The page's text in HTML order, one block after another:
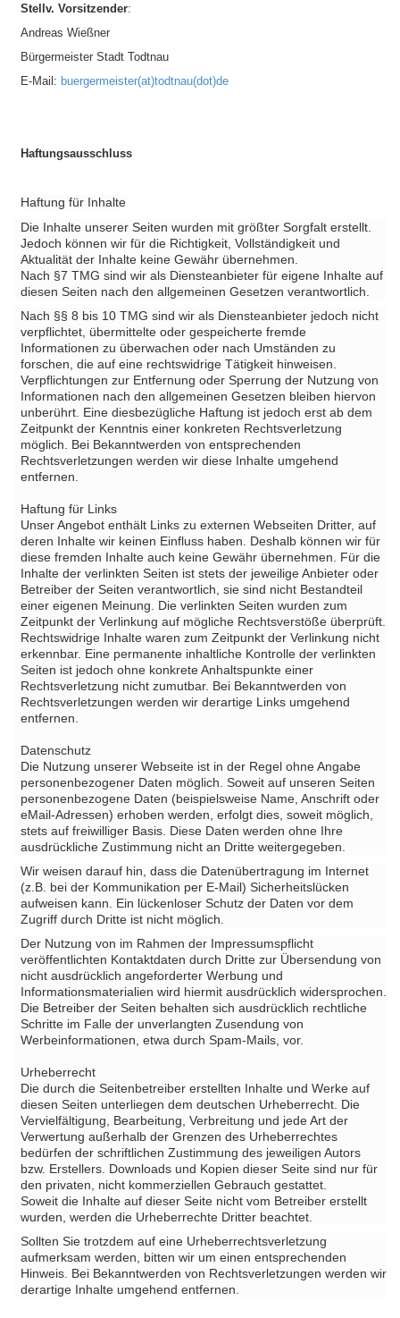
Stellv. Vorsitzender:
Andreas Wießner
Bürgermeister Stadt Todtnau
E-Mail: buergermeister(at)todtnau(dot)de
Haftungsausschluss
Haftung für Inhalte
Die Inhalte unserer Seiten wurden mit größter Sorgfalt erstellt.
Jedoch können wir für die Richtigkeit, Vollständigkeit und
Aktualität der Inhalte keine Gewähr übernehmen.
Nach §7 TMG sind wir als Diensteanbieter für eigene Inhalte auf
diesen Seiten nach den allgemeinen Gesetzen verantwortlich.
Nach §§ 8 bis 10 TMG sind wir als Diensteanbieter jedoch nicht
verpflichtet, übermittelte oder gespeicherte fremde
Informationen zu überwachen oder nach Umständen zu
forschen, die auf eine rechtswidrige Tätigkeit hinweisen.
Verpflichtungen zur Entfernung oder Sperrung der Nutzung von
Informationen nach den allgemeinen Gesetzen bleiben hiervon
unberührt. Eine diesbezügliche Haftung ist jedoch erst ab dem
Zeitpunkt der Kenntnis einer konkreten Rechtsverletzung
möglich. Bei Bekanntwerden von entsprechenden
Rechtsverletzungen werden wir diese Inhalte umgehend
entfernen.
Haftung für Links
Unser Angebot enthält Links zu externen Webseiten Dritter, auf
deren Inhalte wir keinen Einfluss haben. Deshalb können wir für
diese fremden Inhalte auch keine Gewähr übernehmen. Für die
Inhalte der verlinkten Seiten ist stets der jeweilige Anbieter oder
Betreiber der Seiten verantwortlich, sie sind nicht Bestandteil
einer eigenen Meinung. Die verlinkten Seiten wurden zum
Zeitpunkt der Verlinkung auf mögliche Rechtsverstöße überprüft.
Rechtswidrige Inhalte waren zum Zeitpunkt der Verlinkung nicht
erkennbar. Eine permanente inhaltliche Kontrolle der verlinkten
Seiten ist jedoch ohne konkrete Anhaltspunkte einer
Rechtsverletzung nicht zumutbar. Bei Bekanntwerden von
Rechtsverletzungen werden wir derartige Links umgehend
entfernen.
Datenschutz
Die Nutzung unserer Webseite ist in der Regel ohne Angabe
personenbezogener Daten möglich. Soweit auf unseren Seiten
personenbezogene Daten (beispielsweise Name, Anschrift oder
eMail-Adressen) erhoben werden, erfolgt dies, soweit möglich,
stets auf freiwilliger Basis. Diese Daten werden ohne Ihre
ausdrückliche Zustimmung nicht an Dritte weitergegeben.
Wir weisen darauf hin, dass die Datenübertragung im Internet
(z.B. bei der Kommunikation per E-Mail) Sicherheitslücken
aufweisen kann. Ein lückenloser Schutz der Daten vor dem
Zugriff durch Dritte ist nicht möglich.
Der Nutzung von im Rahmen der Impressumspflicht
veröffentlichten Kontaktdaten durch Dritte zur Übersendung von
nicht ausdrücklich angeforderter Werbung und
Informationsmaterialien wird hiermit ausdrücklich widersprochen.
Die Betreiber der Seiten behalten sich ausdrücklich rechtliche
Schritte im Falle der unverlangten Zusendung von
Werbeinformationen, etwa durch Spam-Mails, vor.
Urheberrecht
Die durch die Seitenbetreiber erstellten Inhalte und Werke auf
diesen Seiten unterliegen dem deutschen Urheberrecht. Die
Vervielfältigung, Bearbeitung, Verbreitung und jede Art der
Verwertung außerhalb der Grenzen des Urheberrechtes
bedürfen der schriftlichen Zustimmung des jeweiligen Autors
bzw. Erstellers. Downloads und Kopien dieser Seite sind nur für
den privaten, nicht kommerziellen Gebrauch gestattet.
Soweit die Inhalte auf dieser Seite nicht vom Betreiber erstellt
wurden, werden die Urheberrechte Dritter beachtet.
Sollten Sie trotzdem auf eine Urheberrechtsverletzung
aufmerksam werden, bitten wir um einen entsprechenden
Hinweis. Bei Bekanntwerden von Rechtsverletzungen werden wir
derartige Inhalte umgehend entfernen.